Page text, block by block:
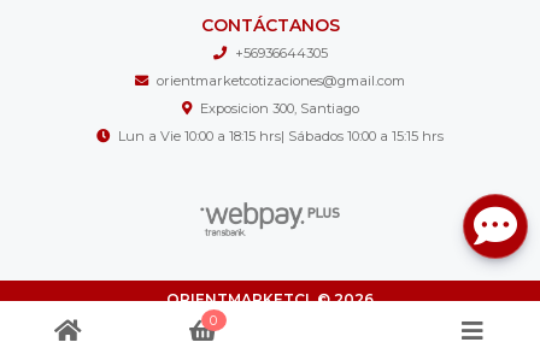
CONTÁCTANOS
+56936644305
orientmarketcotizaciones@gmail.com
Exposicion 300, Santiago
Lun a Vie 10:00 a 18:15 hrs| Sábados 10:00 a 15:15 hrs
ORIENTMARKETCL © 2026
¿Te gusta mi tienda? Yo vendo con
0